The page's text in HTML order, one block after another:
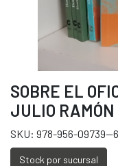
SOBRE EL
JULIO RAMÓN
SKU: 978-956-09739--
Stock por sucursal